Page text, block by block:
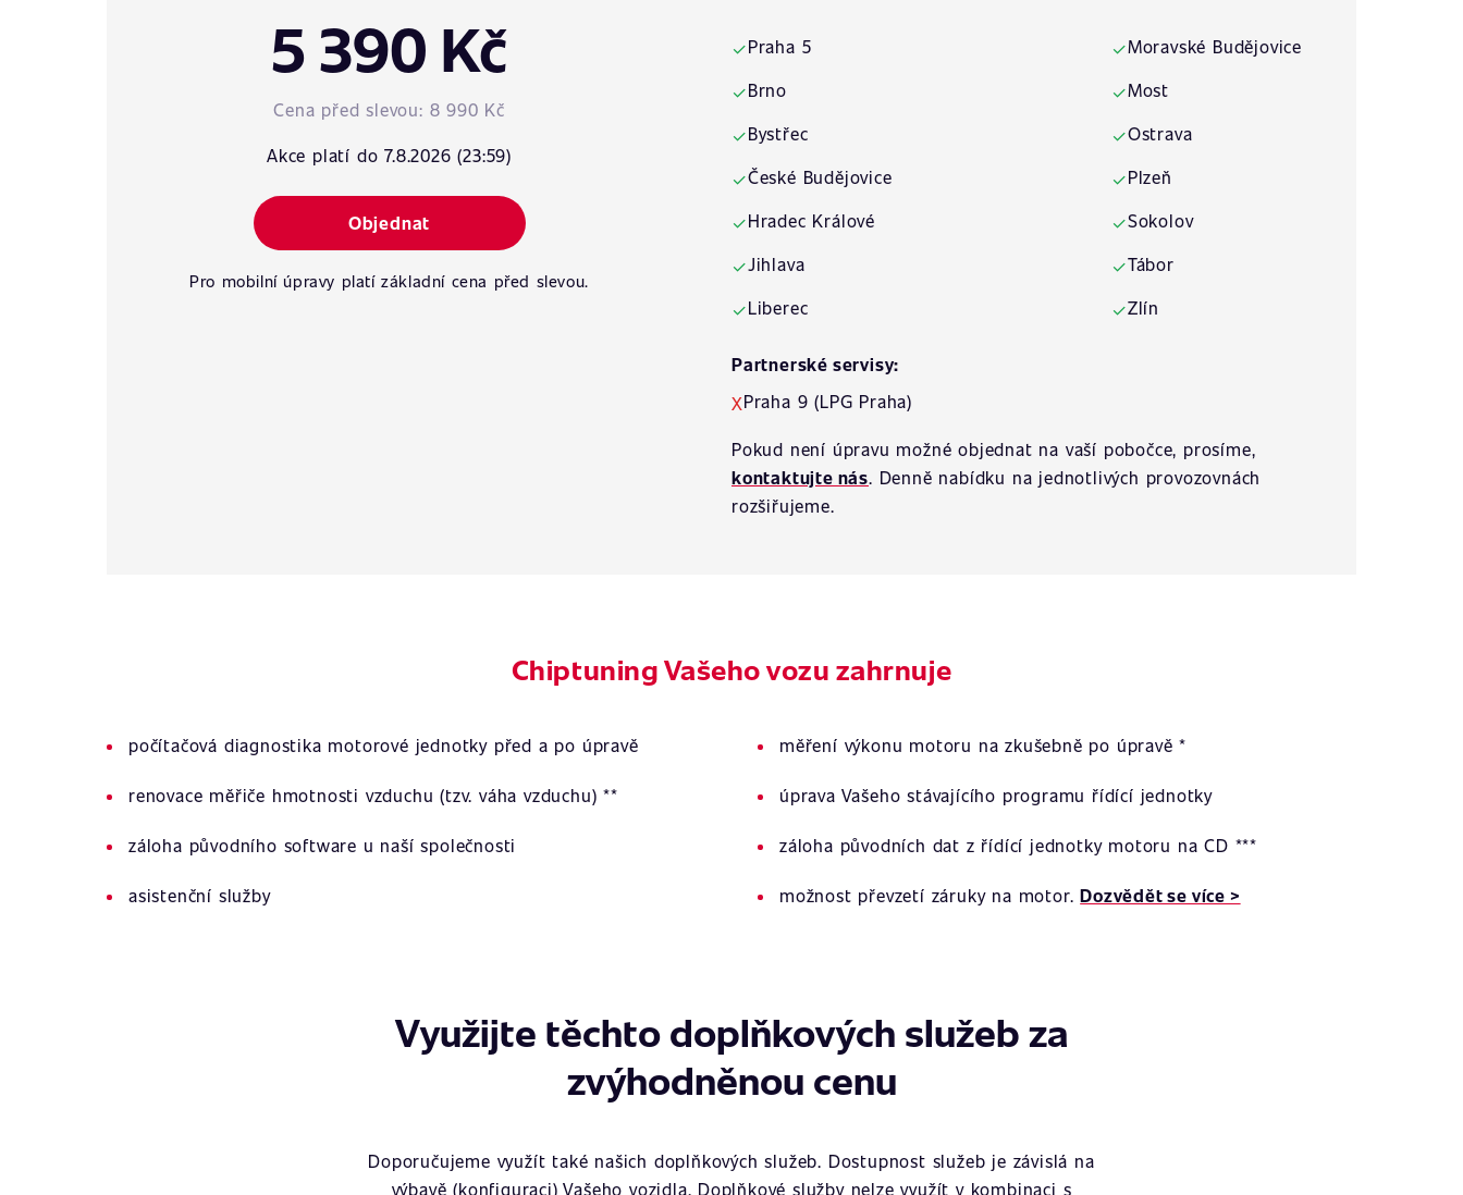
5 390 Kč
Cena před slevou: 8 990 Kč
Akce platí do 7.8.2026 (23:59)
Objednat
Pro mobilní úpravy platí základní cena před slevou.
✓Praha 5
✓Brno
✓Bystřec
✓České Budějovice
✓Hradec Králové
✓Jihlava
✓Liberec
✓Moravské Budějovice
✓Most
✓Ostrava
✓Plzeň
✓Sokolov
✓Tábor
✓Zlín
Partnerské servisy:
XPraha 9 (LPG Praha)
Pokud není úpravu možné objednat na vaší pobočce, prosíme,
kontaktujte nás. Denně nabídku na jednotlivých provozovnách
rozšiřujeme.
Chiptuning Vašeho vozu zahrnuje
počítačová diagnostika motorové jednotky před a po úpravě měření výkonu motoru na zkušebně po úpravě *
renovace měřiče hmotnosti vzduchu (tzv. váha vzduchu) ** úprava Vašeho stávajícího programu řídící jednotky
záloha původního software u naší společnosti záloha původních dat z řídící jednotky motoru na CD ***
asistenční služby možnost převzetí záruky na motor.Dozvědět se více >
Využijte těchto doplňkových služeb za
zvýhodněnou cenu
Doporučujeme využít také našich doplňkových služeb. Dostupnost služeb je závislá na
výbavě (konfiguraci) Vašeho vozidla. Doplňkové služby nelze využít v kombinaci s